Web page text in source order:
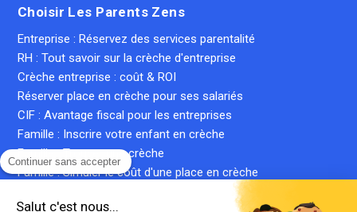
Continuer sans accepter
Salut c'est nous...
Choisir Les Parents Zens
Entreprise : Réservez des services parentalité
RH : Tout savoir sur la crèche d'entreprise
Crèche entreprise : coût & ROI
Réserver place en crèche pour ses salariés
CIF : Avantage fiscal pour les entreprises
Famille : Inscrire votre enfant en crèche
Famille : Trouver une crèche
Famille : Simuler le coût d'une place en crèche